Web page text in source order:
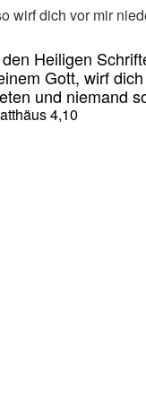
wirf dich vor mir
Heiligen
Gott, wirf
und niemand
4,10